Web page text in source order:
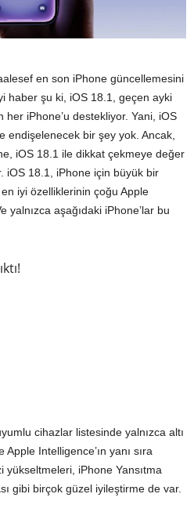
en son iPhone güncellemesini
haber şu ki, iOS 18.1, geçen ayki
iPhone’u destekliyor. Yani, iOS
endişelenecek bir şey yok. Ancak,
iOS 18.1 ile dikkat çekmeye değer
iOS 18.1, iPhone için büyük bir
iyi özelliklerinin çoğu Apple
yalnızca aşağıdaki iPhone’lar bu
cihazlar listesinde yalnızca altı
Intelligence’ın yanı sıra
yükseltmeleri, iPhone Yansıtma
gibi birçok güzel iyileştirme de var.